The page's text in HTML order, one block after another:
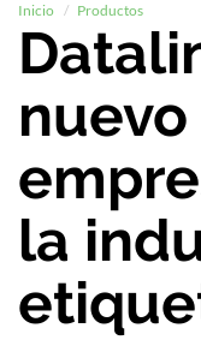
Inicio Productos
la